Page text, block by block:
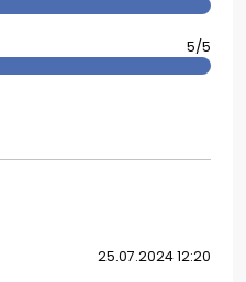
5/5
25.07.2024 12:20